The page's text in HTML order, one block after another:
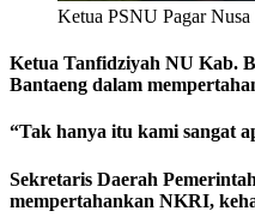
Ketua PSNU Pagar
Ketua Tanfidziyah NU Kab.
Bantaeng dalam
“Tak hanya itu kami sangat
Sekretaris Daerah
mempertahankan NKRI,